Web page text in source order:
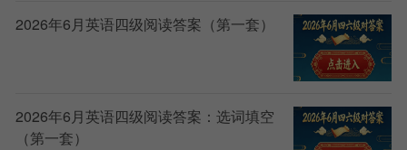
2026年6月英语四级阅读答案（第一套）
2026年6月英语四级阅读答案：选词填空
（第一套）